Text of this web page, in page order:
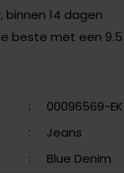
binnen 14 dagen
beste met een 9.5
:
00096569-
:
Jeans
:
Blue Denim